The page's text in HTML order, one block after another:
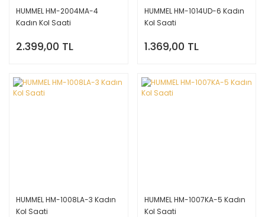
HUMMEL HM-2004MA-4
Kadın Kol Saati
2.399,00 TL
HUMMEL HM-1014UD-6 Kadın
Kol Saati
1.369,00 TL
HUMMEL HM-1008LA-3 Kadın
Kol Saati
HUMMEL HM-1007KA-5 Kadın
Kol Saati